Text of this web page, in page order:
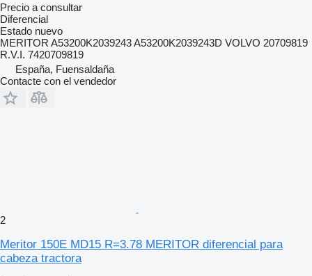
Precio a consultar
Diferencial
Estado nuevo
MERITOR A53200K2039243 A53200K2039243D VOLVO 20709819
R.V.I. 7420709819
España, Fuensaldaña
Contacte con el vendedor
2
Meritor 150E MD15 R=3.78 MERITOR diferencial para
cabeza tractora